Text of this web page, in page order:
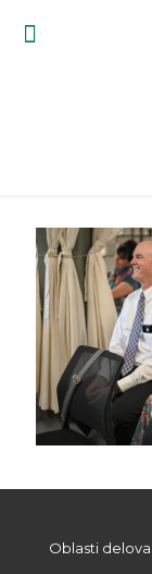
Oblasti